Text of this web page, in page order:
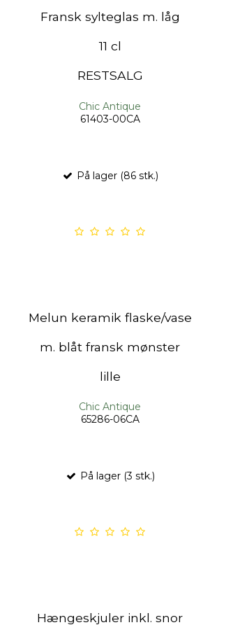
Fransk sylteglas m. låg
11 cl
RESTSALG
Chic Antique
61403-00CA
På lager (86 stk.)
Melun keramik flaske/vase
m. blåt fransk mønster
lille
Chic Antique
65286-06CA
På lager (3 stk.)
Hængeskjuler inkl. snor